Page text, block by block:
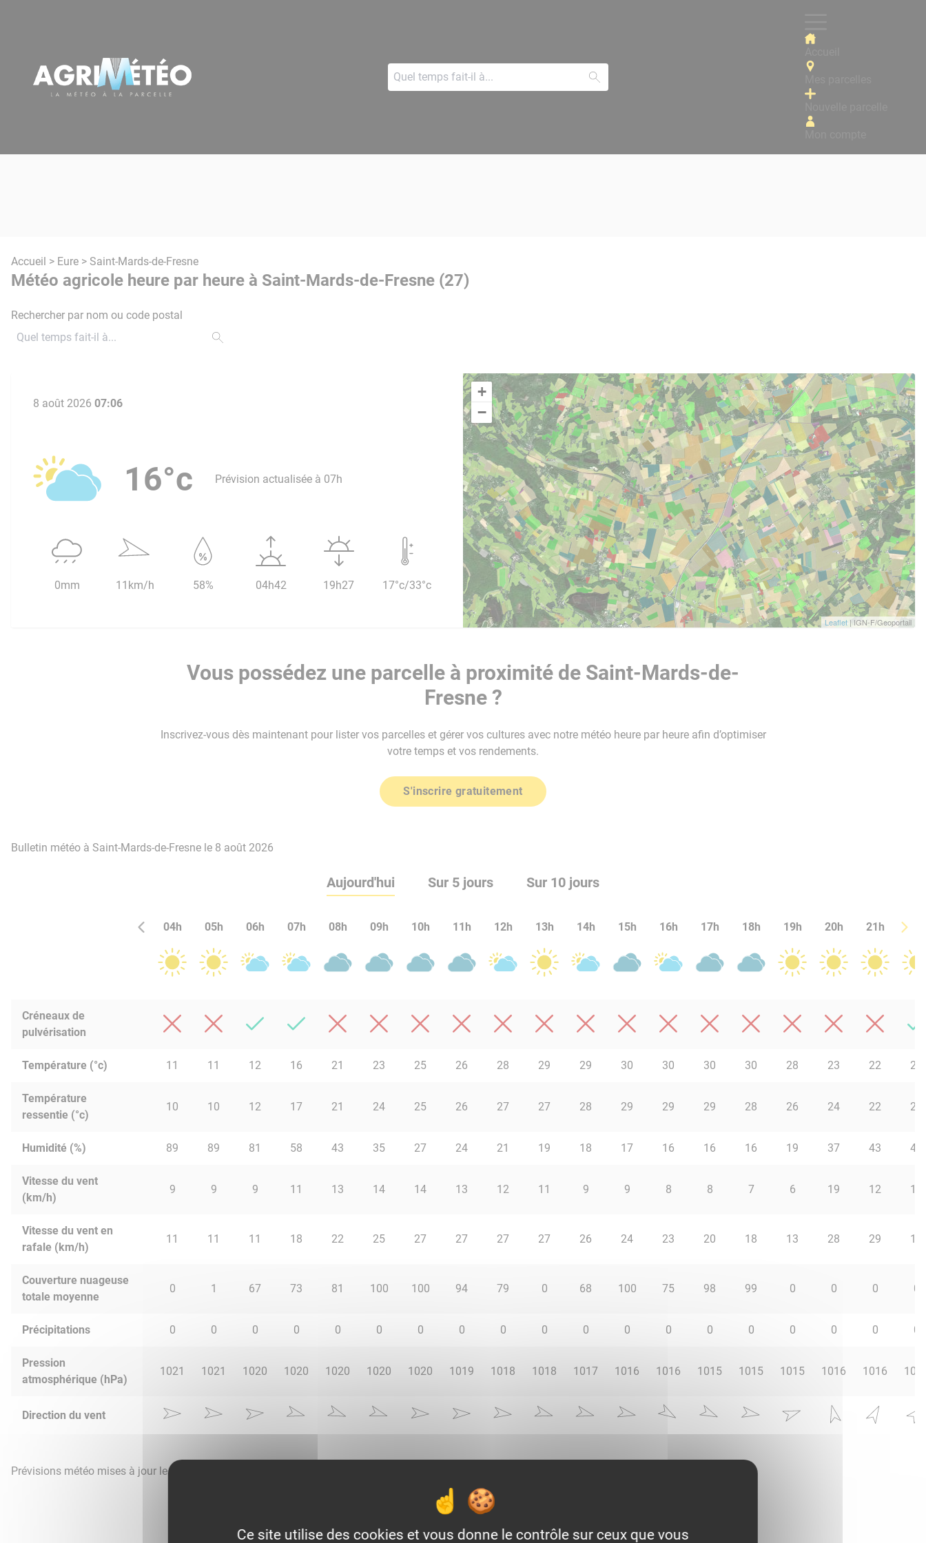
Accueil > Eure > Saint-Mards-de-Fresne
Météo agricole heure par heure à Saint-Mards-de-Fresne (27)
Rechercher par nom ou code postal
+
−
Leaflet | IGN-F/Geoportail
8 août 2026 07:06
16°c Prévision actualisée à 07h
0mm 11km/h 58% 04h42 19h27 17°c/33°c
Vous possédez une parcelle à proximité de Saint-Mards-de-
Fresne ?
Inscrivez-vous dès maintenant pour lister vos parcelles et gérer vos cultures avec notre météo heure par heure afin d’optimiser
votre temps et vos rendements.
S'inscrire gratuitement
Bulletin météo à Saint-Mards-de-Fresne le 8 août 2026
Aujourd'hui Sur 5 jours Sur 10 jours
04h 05h 06h 07h 08h 09h 10h 11h 12h 13h 14h 15h 16h 17h 18h 19h 20h 21h 22h
Créneaux de
pulvérisation
Température (°c) 11 11 12 16 21 23 25 26 28 29 29 30 30 30 30 28 23 22 20
Température
ressentie (°c)
10 10 12 17 21 24 25 26 27 27 28 29 29 29 28 26 24 22 21
Humidité (%) 89 89 81 58 43 35 27 24 21 19 18 17 16 16 16 19 37 43 49
Vitesse du vent
(km/h)
9 9 9 11 13 14 14 13 12 11 9 9 8 8 7 6 19 12 10
Vitesse du vent en
rafale (km/h)
11 11 11 18 22 25 27 27 27 27 26 24 23 20 18 13 28 29 17
Couverture nuageuse
totale moyenne
0 1 67 73 81 100 100 94 79 0 68 100 75 98 99 0 0 0 0
Précipitations 0 0 0 0 0 0 0 0 0 0 0 0 0 0 0 0 0 0 0
Pression
atmosphérique (hPa)
1021 1021 1020 1020 1020 1020 1020 1019 1018 1018 1017 1016 1016 1015 1015 1015 1016 1016
Direction du vent
Prévisions météo mises à jour le 8 août 2026 à 07h
Ce site utilise des cookies et vous donne le contrôle sur ceux que vous